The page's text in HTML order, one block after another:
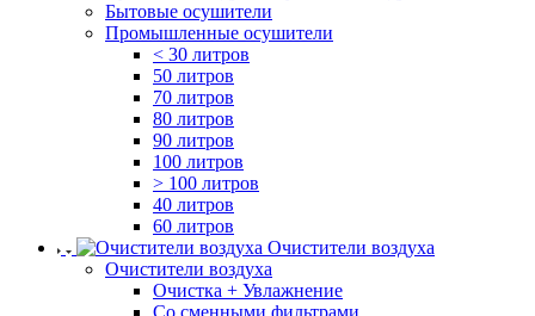
Бытовые осушители
Промышленные осушители
< 30 литров
50 литров
70 литров
80 литров
90 литров
100 литров
> 100 литров
40 литров
60 литров
Очистители воздуха
Очистители воздуха
Очистка + Увлажнение
Cо сменными фильтрами